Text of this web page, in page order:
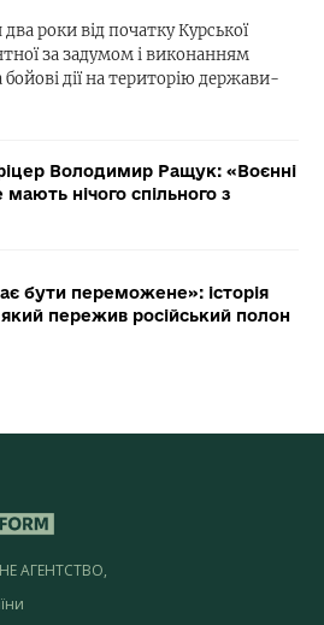
роки від початку Курської
за задумом і виконанням
бойові дії на територію держави-
Володимир Ращук: «Воєнні
нічого спільного з
бути переможене»: історія
пережив російський полон
АГЕНТСТВО,